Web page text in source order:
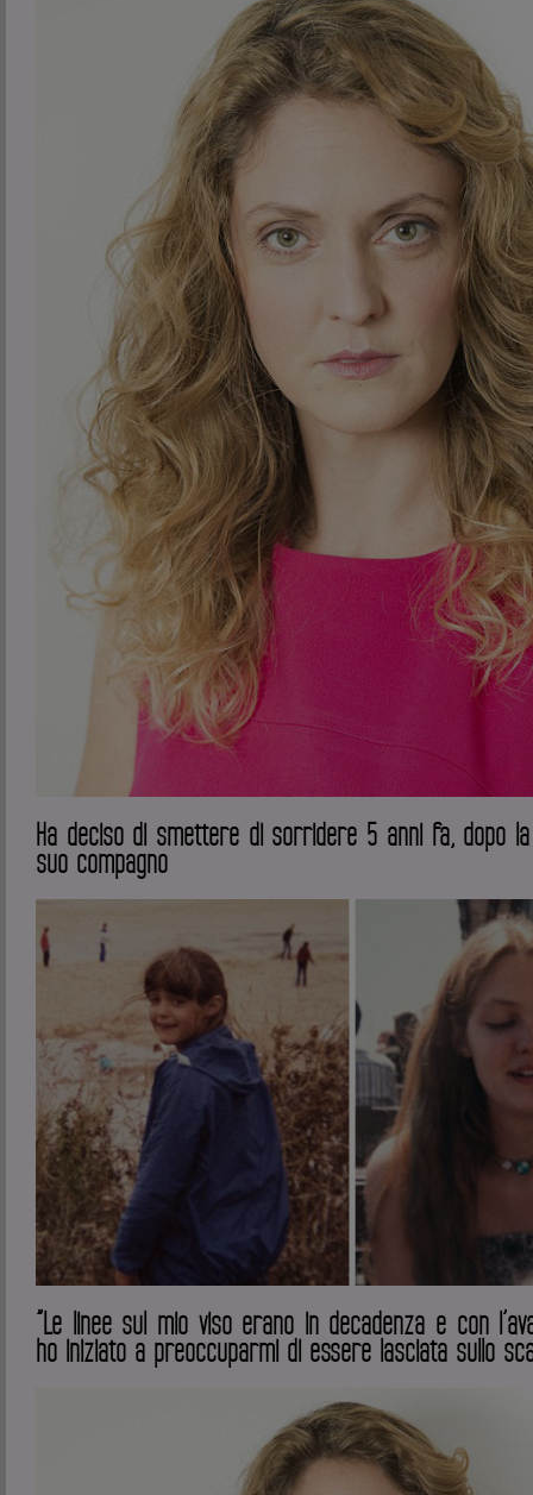
Ha deciso di smettere di sorridere 5 anni fa, dopo
suo compagno
”Le linee sul mio viso erano in decadenza e con
ho iniziato a preoccuparmi di essere lasciata sullo